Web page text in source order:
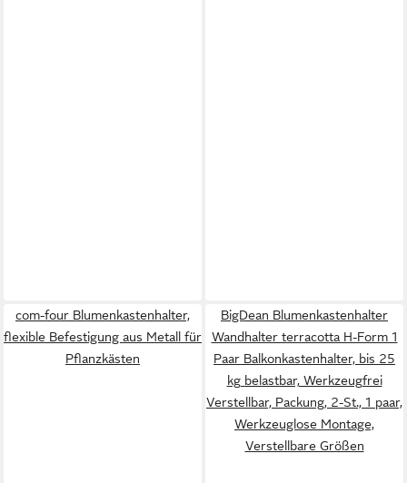
com-four Blumenkastenhalter,
flexible Befestigung aus Metall für
Pflanzkästen
BigDean Blumenkastenhalter
Wandhalter terracotta H-Form 1
Paar Balkonkastenhalter, bis 25
kg belastbar, Werkzeugfrei
Verstellbar, Packung, 2-St., 1 paar,
Werkzeuglose Montage,
Verstellbare Größen